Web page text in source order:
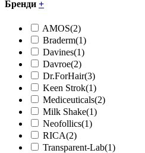
Бренди +
AMOS(2)
Braderm(1)
Davines(1)
Davroe(2)
Dr.ForHair(3)
Keen Strok(1)
Mediceuticals(2)
Milk Shake(1)
Neofollics(1)
RICA(2)
Transparent-Lab(1)